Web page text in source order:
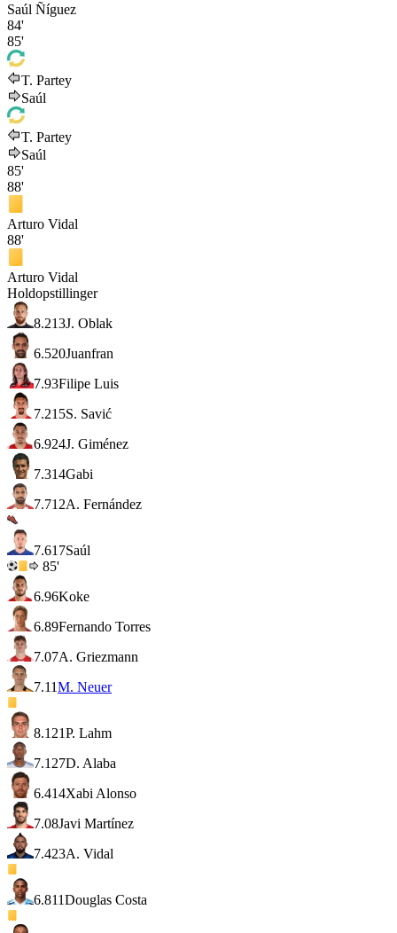
Saúl Ñíguez
84'
85'
T. Partey
Saúl
T. Partey
Saúl
85'
88'
Arturo Vidal
88'
Arturo Vidal
Holdopstillinger
8.213J. Oblak
6.520Juanfran
7.93Filipe Luis
7.215S. Savić
6.924J. Giménez
7.314Gabi
7.712A. Fernández
7.617Saúl
85'
6.96Koke
6.89Fernando Torres
7.07A. Griezmann
7.11M. Neuer
8.1 21P. Lahm
7.1 27D. Alaba
6.414Xabi Alonso
7.08Javi Martínez
7.423A. Vidal
6.811Douglas Costa